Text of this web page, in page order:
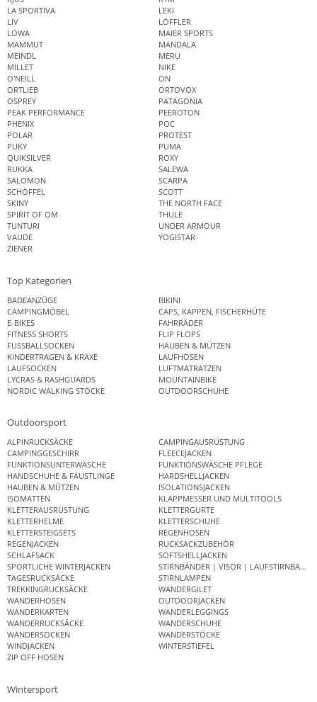
LA SPORTIVA
LEKI
LIV
LÖFFLER
LOWA
MAIER SPORTS
MAMMUT
MANDALA
MEINDL
MERU
MILLET
NIKE
O'NEILL
ON
ORTLIEB
ORTOVOX
OSPREY
PATAGONIA
PEAK PERFORMANCE
PEEROTON
PHENIX
POC
POLAR
PROTEST
PUKY
PUMA
QUIKSILVER
ROXY
RUKKA
SALEWA
SALOMON
SCARPA
SCHÖFFEL
SCOTT
SKINY
THE NORTH FACE
SPIRIT OF OM
THULE
TUNTURI
UNDER ARMOUR
VAUDE
YOGISTAR
ZIENER
Top Kategorien
BADEANZÜGE
BIKINI
CAMPINGMÖBEL
CAPS, KAPPEN, FISCHERHÜTE
E-BIKES
FAHRRÄDER
FITNESS SHORTS
FLIP FLOPS
FUSSBALLSOCKEN
HAUBEN & MÜTZEN
KINDERTRAGEN & KRAXE
LAUFHOSEN
LAUFSOCKEN
LUFTMATRATZEN
LYCRAS & RASHGUARDS
MOUNTAINBIKE
NORDIC WALKING STÖCKE
OUTDOORSCHUHE
Outdoorsport
ALPINRUCKSÄCKE
CAMPINGAUSRÜSTUNG
CAMPINGGESCHIRR
FLEECEJACKEN
FUNKTIONSUNTERWÄSCHE
FUNKTIONSWÄSCHE PFLEGE
HANDSCHUHE & FÄUSTLINGE
HARDSHELLJACKEN
HAUBEN & MÜTZEN
ISOLATIONSJACKEN
ISOMATTEN
KLAPPMESSER UND MULTITOOLS
KLETTERAUSRÜSTUNG
KLETTERGURTE
KLETTERHELME
KLETTERSCHUHE
KLETTERSTEIGSETS
REGENHOSEN
REGENJACKEN
RUCKSACKZUBEHÖR
SCHLAFSACK
SOFTSHELLJACKEN
SPORTLICHE WINTERJACKEN
STIRNBÄNDER | VISOR | LAUFSTIRNBAND
TAGESRUCKSÄCKE
STIRNLAMPEN
TREKKINGRUCKSÄCKE
WANDERGILET
WANDERHOSEN
OUTDOORJACKEN
WANDERKARTEN
WANDERLEGGINGS
WANDERRUCKSÄCKE
WANDERSCHUHE
WANDERSOCKEN
WANDERSTÖCKE
WINDJACKEN
WINTERSTIEFEL
ZIP OFF HOSEN
Wintersport